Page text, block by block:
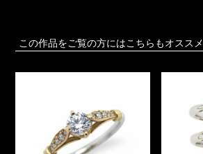
この作品をご覧の方にはこちらもオススメ